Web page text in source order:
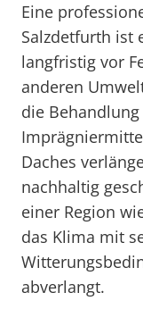
Eine
Salzdetfurth ist
langfristig vor
anderen
die
Daches
nachhaltig
einer Region
das Klima mit
abverlangt.